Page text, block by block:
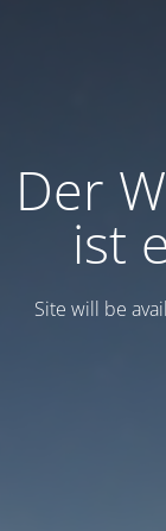
Der
ist
Site will be